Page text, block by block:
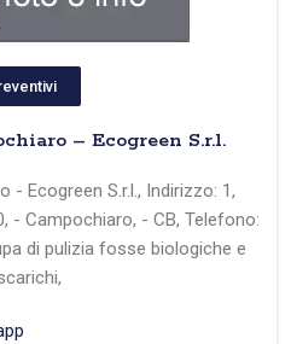
– Ecogreen S.r.l.
- Ecogreen S.r.l., Indirizzo: 1,
- Campochiaro, - CB, Telefono:
di pulizia fosse biologiche e